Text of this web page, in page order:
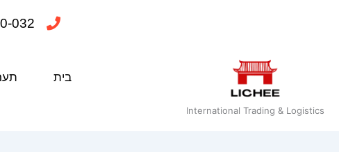
032
International Trading & Logistics
בית